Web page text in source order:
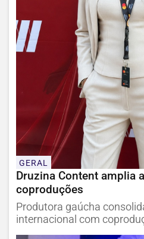
GERAL
Druzina Content amplia
coproduções
Produtora gaúcha
internacional com